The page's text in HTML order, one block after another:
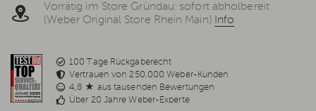
Vorrätig im Store Gründau: sofort abholbereit
(Weber Original Store Rhein Main) Info
100 Tage Rückgaberecht
Vertrauen von 250.000 Weber-Kunden
4,8 ★ aus tausenden Bewertungen
Über 20 Jahre Weber-Experte